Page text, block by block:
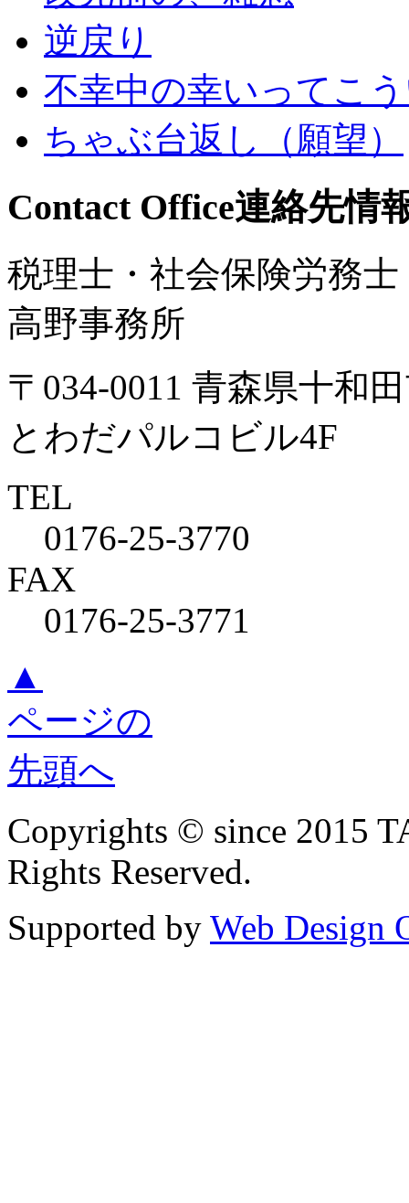
逆戻り
不幸中の幸いってこ
ちゃぶ台返し（願望）
Contact Office連絡先情
税理士・社会保険労務
高野事務所
〒034-0011 青森県十和
とわだパルコビル4F
TEL
0176-25-3770
FAX
0176-25-3771
▲
ページの
先頭へ
Copyrights © since 2015
Rights Reserved.
Supported by Web Design